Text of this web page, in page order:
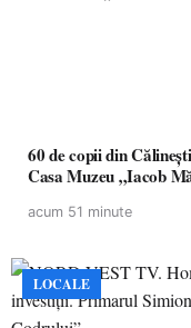
60 de copii din
Casa Muzeu „Iacob
acum 51 minute
LOCALE